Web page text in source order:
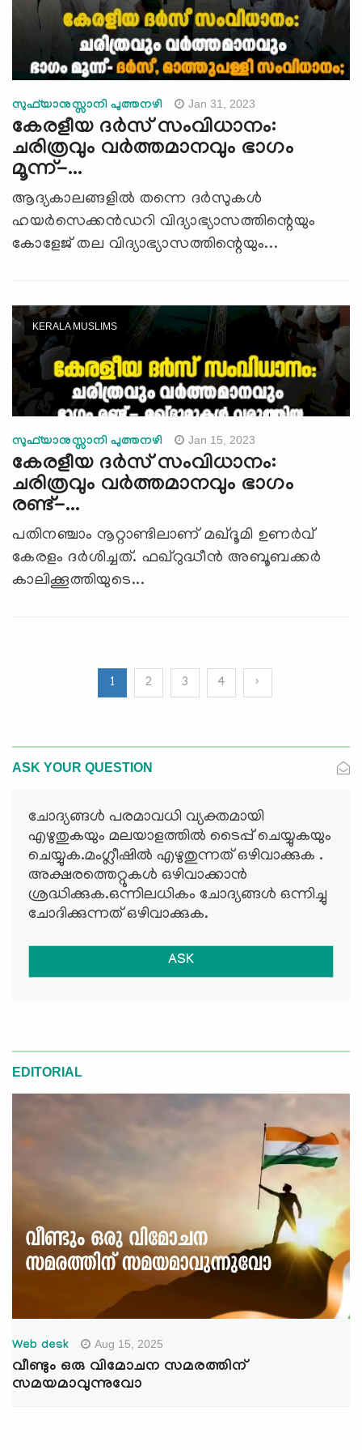
സുഫ്‍യാനുസ്സാനി പുത്തനഴി Jan 31, 2023
കേരളീയ ദർസ് സംവിധാനം:
ചരിത്രവും വര്‍ത്തമാനവും ഭാഗം
മൂന്ന്-...
ആദ്യകാലങ്ങളിൽ തന്നെ ദർസുകൾ
ഹയർസെക്കൻഡറി വിദ്യാഭ്യാസത്തിന്റെയും
കോളേജ് തല വിദ്യാഭ്യാസത്തിന്റെയും...
KERALA MUSLIMS
സുഫ്‍യാനുസ്സാനി പുത്തനഴി Jan 15, 2023
കേരളീയ ദർസ് സംവിധാനം:
ചരിത്രവും വര്‍ത്തമാനവും ഭാഗം
രണ്ട്-...
പതിനഞ്ചാം നൂറ്റാണ്ടിലാണ് മഖ്ദൂമി ഉണർവ്
കേരളം ദർശിച്ചത്. ഫഖ്റുദ്ധീൻ അബൂബക്കർ
കാലിക്കൂത്തിയുടെ...
1 2 3 4 ›
ASK YOUR QUESTION
ചോദ്യങ്ങള്‍ പരമാവധി വ്യക്തമായി
എഴുതുകയും മലയാളത്തില്‍ ടൈപ്പ് ചെയ്യുകയും
ചെയ്യുക.മംഗ്ലീഷില്‍ എഴുതുന്നത് ഒഴിവാക്കുക .
അക്ഷരത്തെറ്റുകള്‍ ഒഴിവാക്കാന്‍
ശ്രദ്ധിക്കുക.ഒന്നിലധികം ചോദ്യങ്ങള്‍ ഒന്നിച്ചു
ചോദിക്കുന്നത് ഒഴിവാക്കുക.
ASK
EDITORIAL
Web desk Aug 15, 2025
വീണ്ടും ഒരു വിമോചന സമരത്തിന്
സമയമാവുന്നുവോ